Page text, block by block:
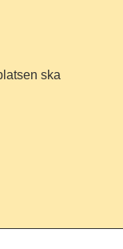
ska